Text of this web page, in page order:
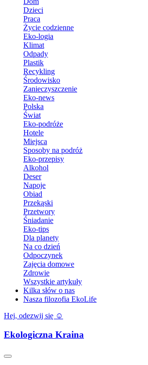
Dzieci
Praca
Życie codzienne
Eko-logia
Klimat
Odpady
Plastik
Recykling
Środowisko
Zanieczyszczenie
Eko-news
Polska
Świat
Eko-podróże
Hotele
Miejsca
Sposoby na podróż
Eko-przepisy
Alkohol
Deser
Napoje
Obiad
Przekąski
Przetwory
Śniadanie
Eko-tips
Dla planety
Na co dzień
Odpoczynek
Zajęcia domowe
Zdrowie
Wszystkie artykuły
Kilka słów o nas
Nasza filozofia EkoLife
Hej, odezwij się ☺️
Ekologiczna Kraina